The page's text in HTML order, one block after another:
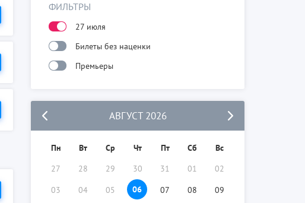
ФИЛЬТРЫ
27 июля
Билеты без наценки
Премьеры
АВГУСТ 2026
Пн Вт Ср Чт Пт Сб
Вс
27
28 29 30 31 01
02
03
04 05 06 07 08
09